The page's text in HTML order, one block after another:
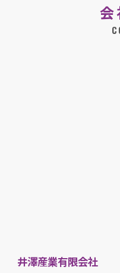
井澤産業有限会社